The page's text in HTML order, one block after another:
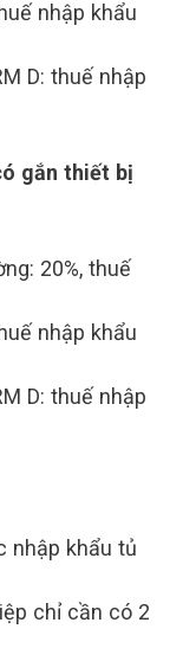
nhập khẩu
D: thuế nhập
gắn thiết bị
20%, thuế
nhập khẩu
D: thuế nhập
nhập khẩu tủ
chỉ cần có 2